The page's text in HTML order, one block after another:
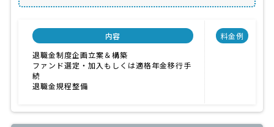
内容
退職金制度企画立案＆構築
ファンド選定・加入もしくは適格年金移行手
続
退職金規程整備
料金例